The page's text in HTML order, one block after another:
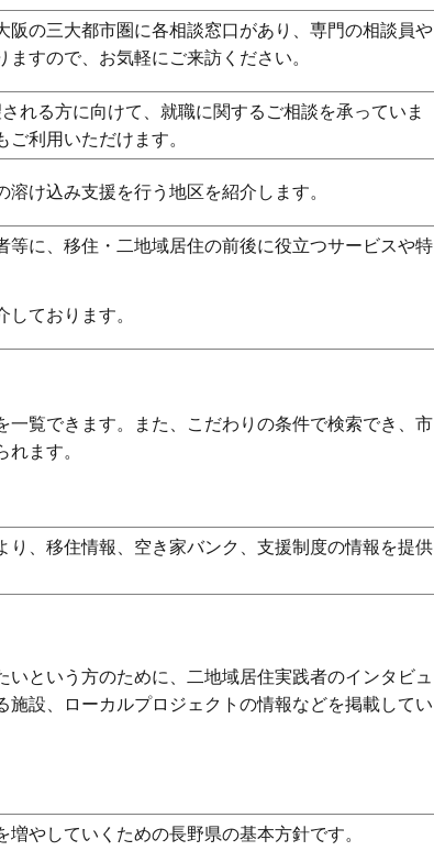
阪の三大都市圏に各相談窓口があり、専門の相談員や
すので、お気軽にご来訪ください。
れる方に向けて、就職に関するご相談を承っていま
利用いただけます。
け込み支援を行う地区を紹介します。
等に、移住・二地域居住の前後に役立つサービスや特
ております。
一覧できます。また、こだわりの条件で検索でき、市
ます。
り、移住情報、空き家バンク、支援制度の情報を提供
という方のために、二地域居住実践者のインタビュ
施設、ローカルプロジェクトの情報などを掲載してい
やしていくための長野県の基本方針です。